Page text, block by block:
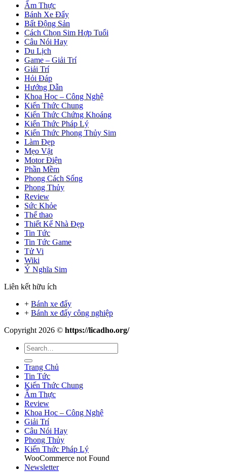
Ẩm Thực
Bánh Xe Đẩy
Bất Động Sản
Cách Chọn Sim Hợp Tuổi
Câu Nói Hay
Du Lịch
Game – Giải Trí
Giải Trí
Hỏi Đáp
Hướng Dẫn
Khoa Học – Công Nghệ
Kiến Thức Chung
Kiến Thức Chứng Khoáng
Kiến Thức Pháp Lý
Kiến Thức Phong Thủy Sim
Làm Đẹp
Mẹo Vặt
Motor Điện
Phần Mềm
Phong Cách Sống
Phong Thủy
Review
Sức Khỏe
Thể thao
Thiết Kế Nhà Đẹp
Tin Tức
Tin Tức Game
Tử Vi
Wiki
Ý Nghĩa Sim
Liên kết hữu ích
+ Bánh xe đẩy
+ Bánh xe đẩy công nghiệp
Copyright 2026 © https://licadho.org/
Trang Chủ
Tin Tức
Kiến Thức Chung
Ẩm Thực
Review
Khoa Học – Công Nghệ
Giải Trí
Câu Nói Hay
Phong Thủy
Kiến Thức Pháp Lý
WooCommerce not Found
Newsletter